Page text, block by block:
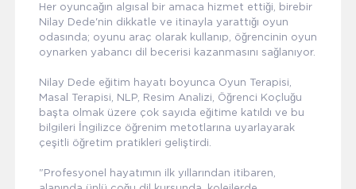
Her oyuncağın algısal bir amaca hizmet ettiği, birebir
Nilay Dede'nin dikkatle ve itinayla yarattığı oyun
odasında; oyunu araç olarak kullanıp, öğrencinin oyun
oynarken yabancı dil becerisi kazanmasını sağlanıyor.
Nilay Dede eğitim hayatı boyunca Oyun Terapisi,
Masal Terapisi, NLP, Resim Analizi, Öğrenci Koçluğu
başta olmak üzere çok sayıda eğitime katıldı ve bu
bilgileri İngilizce öğrenim metotlarına uyarlayarak
çeşitli öğretim pratikleri geliştirdi.
"Profesyonel hayatımın ilk yıllarından itibaren,